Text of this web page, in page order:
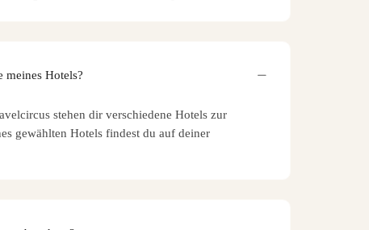
meines Hotels?
stehen dir verschiedene Hotels zur
gewählten Hotels findest du auf deiner